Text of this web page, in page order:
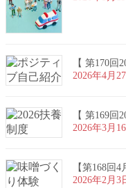
【 第170回
2026年4月
【 第169回
2026年3月
【第168回
2026年2月3